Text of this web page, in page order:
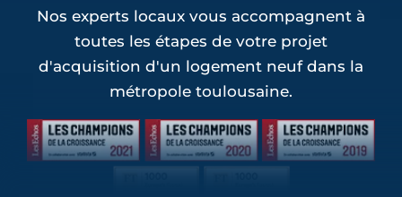
Nos experts locaux vous accompagnent à
toutes les étapes de votre projet
d'acquisition d'un logement neuf dans la
métropole toulousaine.